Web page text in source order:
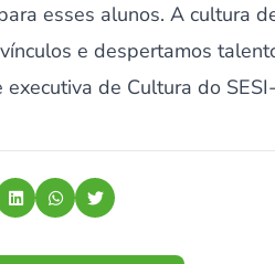
esses alunos. A cultura
e despertamos
executiva de Cultura do